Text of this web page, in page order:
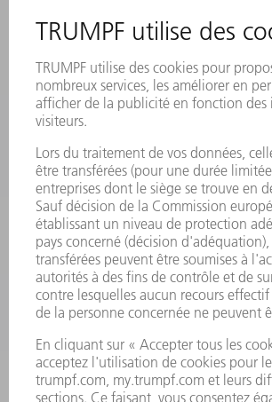
INSCRIPTION À LA NEWSLETTER
MYTRUMPF
PRODUITS
MACHINES & SYSTÈMES
LASER
ELECTRONIQUE DE PUISSANCE
OUTILS ÉLECTRIQUES
SMART FACTORY
LOGICIEL
SERVICES
APPLICATIONS
SECTEURS D'ACTIVITÉ
ENTREPRISE
CARRIÈRE
OFFRES D'EMPLOI
PROFIL DE L'ENTREPRISE
CONSEIL D'ADMINISTRATION
RAPPORT ANNUEL
PRINCIPES FONDAMENTAUX DE L'ENTREPRISE
CONFORMITÉ
SYSTÈME D'ALERTE